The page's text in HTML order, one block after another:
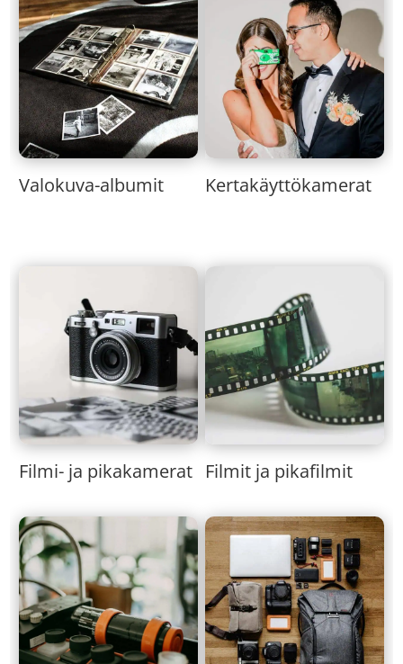
Valokuva-albumit Kertakäyttökamerat
Filmi- ja pikakamerat Filmit ja pikafilmit